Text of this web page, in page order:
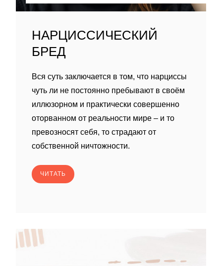
НАРЦИССИЧЕСКИЙ
БРЕД
Вся суть заключается в том, что нарциссы
чуть ли не постоянно пребывают в своём
иллюзорном и практически совершенно
оторванном от реальности мире – и то
превозносят себя, то страдают от
собственной ничтожности.
ЧИТАТЬ